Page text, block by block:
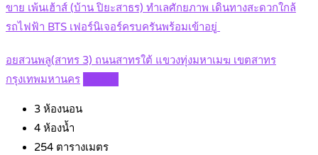
ขาย เพ้นเฮ้าส์ (บ้าน ปิยะสาธร) ทำเลศักยภาพ เดินทางสะดวกใกล้
รถไฟฟ้า BTS เฟอร์นิเจอร์ครบครันพร้อมเข้าอยู่
อยสวนพลู(สาทร 3) ถนนสาทรใต้ แขวงทุ่งมหาเมฆ เขตสาทร
กรุงเทพมหานคร
3 ห้องนอน
4 ห้องน้ำ
254 ตารางเมตร